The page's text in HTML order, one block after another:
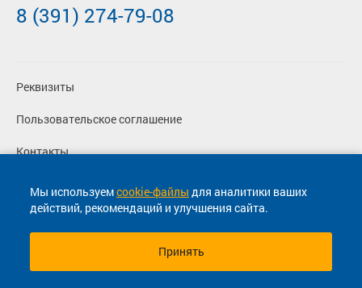
Мы используемcookie-файлы для аналитики ваших
действий, рекомендаций и улучшения сайта.
Принять
Реквизиты
Пользовательское соглашение
Контакты
Политика конфиденциальности
Перевозчикам
8 (391) 274-79-08
© 2013-2026, ООО "Капитал"- Онлайн сервис продажи